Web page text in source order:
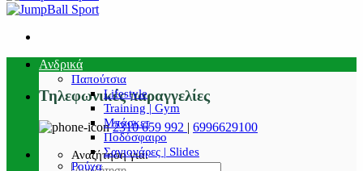
Τηλεφωνικές παραγγελίες
2310 659 992 | 6996629100
Αναζήτηση για:
Ανδρικά
Παπούτσια
Lifestyle
Training | Gym
Μπάσκετ
Ποδόσφαιρο
Σαγιονάρες | Slides
Ρούχα